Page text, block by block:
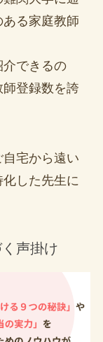
る家庭教師
できるの
登録数を誇
宅から遠い
した先生に
声掛け